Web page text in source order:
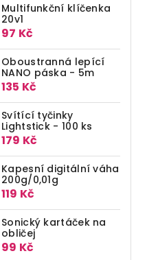
Multifunkční klíčenka
20v1
97 Kč
Oboustranná lepící
NANO páska - 5m
135 Kč
Svítící tyčinky
Lightstick - 100 ks
179 Kč
Kapesní digitální váha
200g/0,01g
119 Kč
Sonický kartáček na
obličej
99 Kč